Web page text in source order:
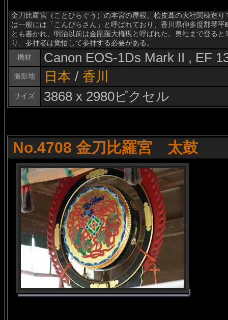
金刀比羅宮（ことひらぐう）の本宮の屋根。桧皮葺の大社関棟造
は一般には「こんぴらさん」と呼ばれており、香川県仲多度郡琴
とも書かれ、明治以前は金毘羅大権現と呼ばれた。奥社まで登る
り、参拝者は覚悟して参拝する必要がある。
機材
Canon EOS-1Ds Mark II , EF
撮影地 日本 / 香川
サイズ 3868 x 2980ピクセル
No.4708 金刀比羅宮 太鼓